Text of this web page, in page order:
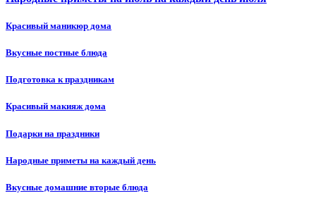
Красивый маникюр дома
Вкусные постные блюда
Подготовка к праздникам
Красивый макияж дома
Подарки на праздники
Народные приметы на каждый день
Вкусные домашние вторые блюда